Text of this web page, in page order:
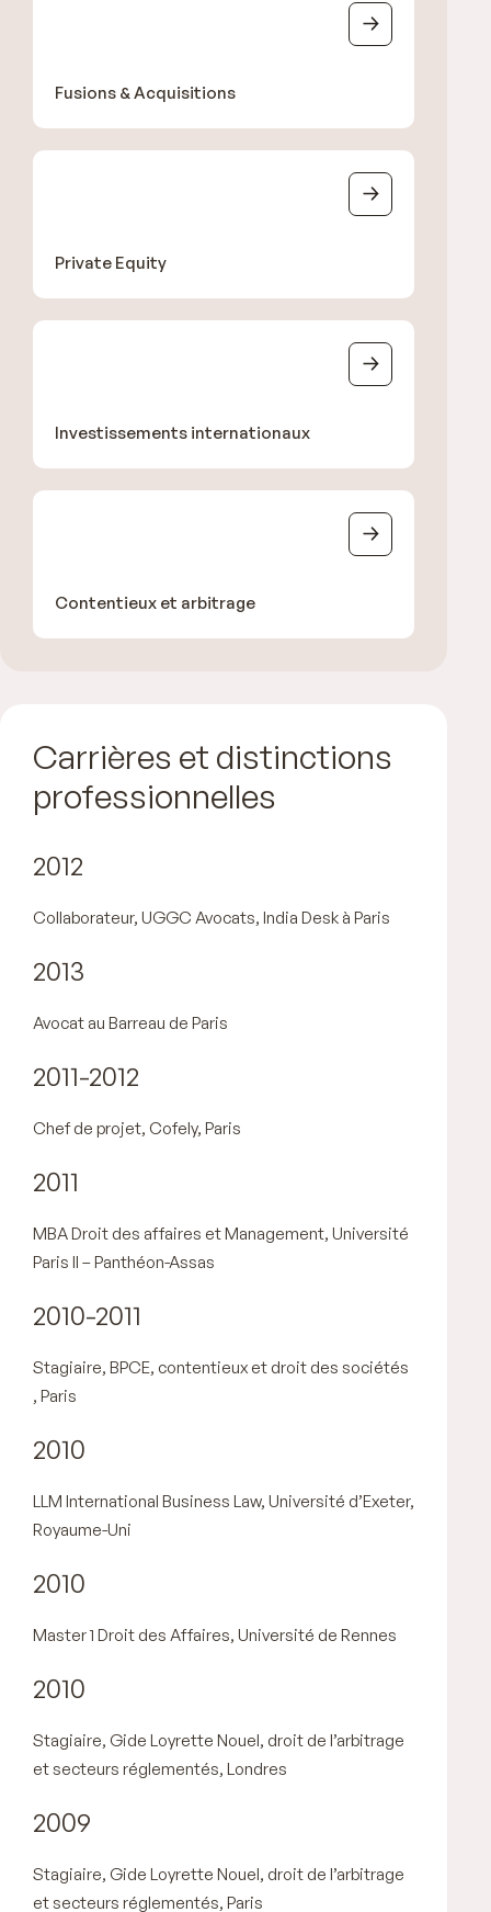
Fusions & Acquisitions
Private Equity
Investissements internationaux
Contentieux et arbitrage
Carrières et distinctions
professionnelles
2012
Collaborateur, UGGC Avocats, India Desk à Paris
2013
Avocat au Barreau de Paris
2011-2012
Chef de projet, Cofely, Paris
2011
MBA Droit des affaires et Management, Université
Paris II – Panthéon-Assas
2010-2011
Stagiaire, BPCE, contentieux et droit des sociétés
, Paris
2010
LLM International Business Law, Université d’Exeter,
Royaume-Uni
2010
Master 1 Droit des Affaires, Université de Rennes
2010
Stagiaire, Gide Loyrette Nouel, droit de l’arbitrage
et secteurs réglementés, Londres
2009
Stagiaire, Gide Loyrette Nouel, droit de l’arbitrage
et secteurs réglementés, Paris